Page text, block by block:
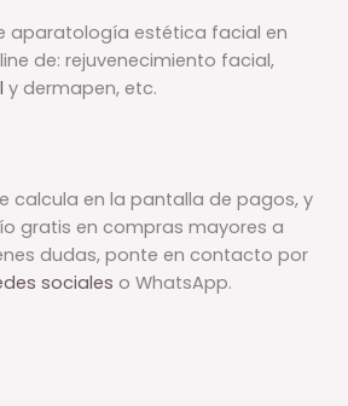
aparatología estética facial en
de: rejuvenecimiento facial,
y dermapen, etc.
calcula en la pantalla de pagos, y
gratis en compras mayores a
dudas, ponte en contacto por
sociales o WhatsApp.